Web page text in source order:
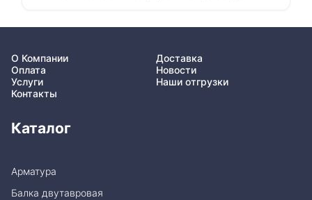
О Компании
Доставка
Оплата
Новости
Услуги
Наши отгрузки
Контакты
Каталог
Арматура
Балка двутавровая